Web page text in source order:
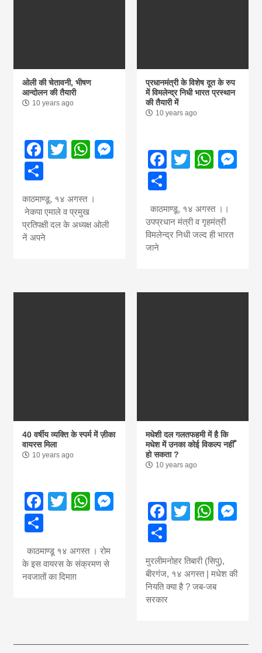
ओली की चेतावनी, भीषण
आन्दोलन की तैयारी
10 years ago
Facebook
TwitterWhatsApp
Messenger
काठमाण्डू, १४ अगस्त ।
नेकपा एमाले व प्रमुख
प्रतिपक्षी दल के अध्यक्ष ओली
नें अपने
प्रधानमंत्री के विशेष दूत के रुप
में विमलेन्द्र निधी भारत प्रस्थान
की तैयारी में
10 years ago
Facebook
Twitter
Share
काठमाण्डू, १४ अगस्त ।।
उपप्रधान मंत्री व गृहमंत्री
विमलेन्द्र निधी जल्द ही भारत
जाने
40 वर्षीय व्यक्ति के स्पर्म में ज़ीका
वायरस मिला
10 years ago
Facebook
TwitterWhatsApp
Messenger
काठमाण्डू १४ अगस्त । रोम
के इस वायरस के संक्रमण से
नवजातों का दिमाग़
मधेशी दल गलतफहमी में है कि
मधेश में उनका कोई विकल्प नहीँ
हो सकता ?
10 years ago
Facebook
Twitter
Share
मुरलीमनोहर तिबारी (सिपु),
बीरगंज, १४ अगस्त | मधेश की
नियति क्या है ? जब-जब
सरकार